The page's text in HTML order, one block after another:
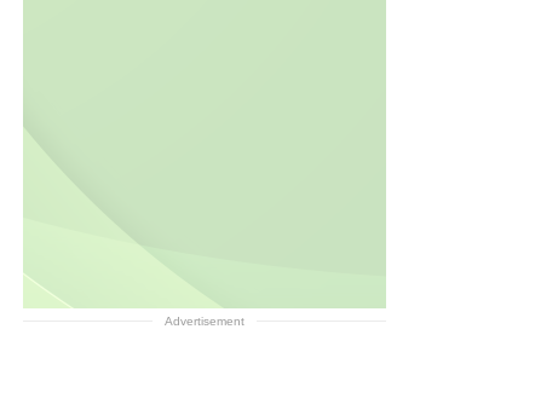
Advertisement